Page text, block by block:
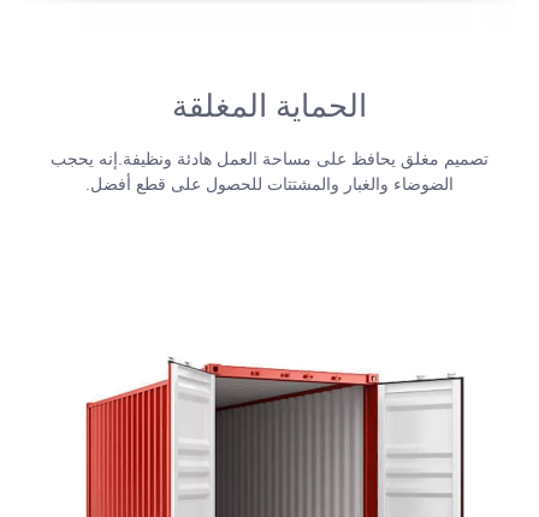
الحماية المغلقة
تصميم مغلق يحافظ على مساحة العمل هادئة ونظيفة.إنه يحجب
الضوضاء والغبار والمشتتات للحصول على قطع أفضل.